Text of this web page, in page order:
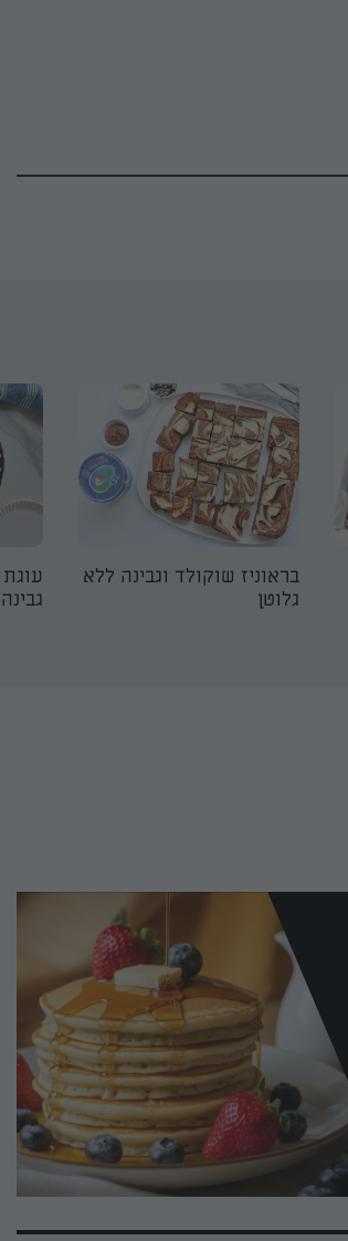
בראוניז שוקולד וגבינה ללא
גלוטן
גבינה